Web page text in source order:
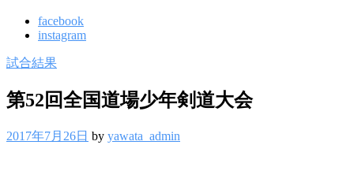
facebook
instagram
試合結果
第52回全国道場少年剣道大会
2017年7月26日 by yawata_admin